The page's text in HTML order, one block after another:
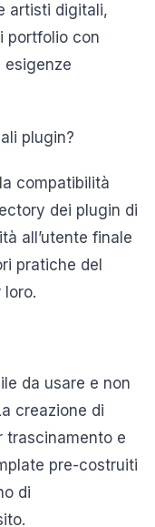
artisti digitali,
portfolio con
esigenze
plugin?
compatibilità
dei plugin di
all’utente finale
pratiche del
da usare e non
creazione di
trascinamento e
pre-costruiti
di